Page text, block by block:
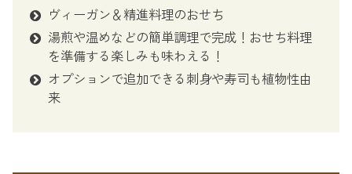
ヴィーガン＆精進料理のおせち
湯煎や温めなどの簡単調理で完成！おせち料理
を準備する楽しみも味わえる！
オプションで追加できる刺身や寿司も植物性由
来